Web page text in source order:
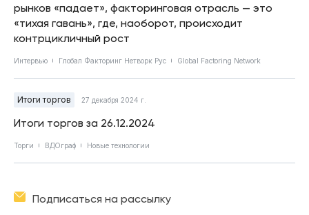
рынков «падает», факторинговая отрасль — это
«тихая гавань», где, наоборот, происходит
контрцикличный рост
Интервью Глобал Факторинг Нетворк Рус Global Factoring Network
Итоги торгов 27 декабря 2024 г.
Итоги торгов за 26.12.2024
Торги ВДОграф Новые технологии
Подписаться на рассылку